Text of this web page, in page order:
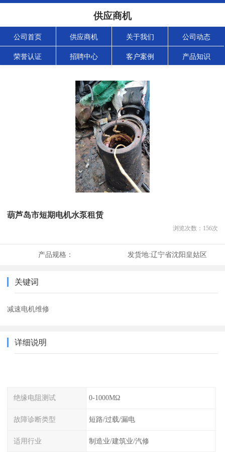
供应商机
公司首页 供应商机 关于我们 公司动态
荣誉认证 招聘中心 客户案例 产品知识
葫芦岛市短期电机水泵租赁
浏览次数： 156次
产品规格： 发货地:辽宁省沈阳皇姑区
关键词
减速电机维修
详细说明
绝缘电阻测试 0-1000MΩ
故障诊断类型 短路/过载/漏电
适用行业 制造业/建筑业/汽修